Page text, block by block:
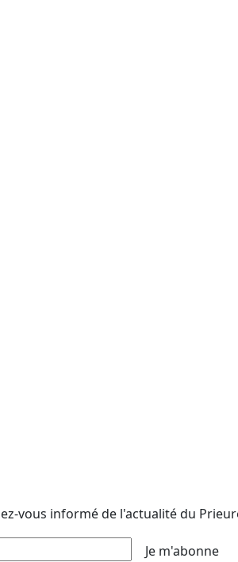
vous informé de l'actualité du
Je m'abonne